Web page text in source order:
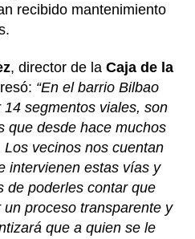
recibido mantenimiento
, director de la Caja de la
“En el barrio Bilbao
segmentos viales, son
que desde hace muchos
vecinos nos cuentan
intervienen estas vías y
de poderles contar que
proceso transparente y
que a quien se le